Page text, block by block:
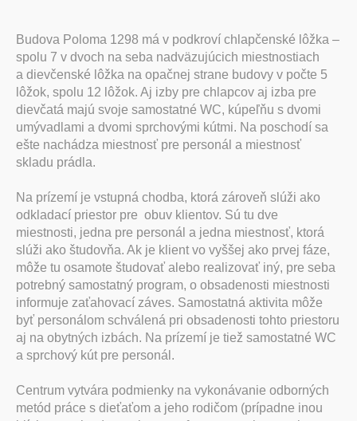
Budova Poloma 1298 má v podkroví chlapčenské lôžka –
spolu 7 v dvoch na seba nadväzujúcich miestnostiach
a dievčenské lôžka na opačnej strane budovy v počte 5
lôžok, spolu 12 lôžok. Aj izby pre chlapcov aj izba pre
dievčatá majú svoje samostatné WC, kúpeľňu s dvomi
umývadlami a dvomi sprchovými kútmi. Na poschodí sa
ešte nachádza miestnosť pre personál a miestnosť
skladu prádla.
Na prízemí je vstupná chodba, ktorá zároveň slúži ako
odkladací priestor pre obuv klientov. Sú tu dve
miestnosti, jedna pre personál a jedna miestnosť, ktorá
slúži ako študovňa. Ak je klient vo vyššej ako prvej fáze,
môže tu osamote študovať alebo realizovať iný, pre seba
potrebný samostatný program, o obsadenosti miestnosti
informuje zaťahovací záves. Samostatná aktivita môže
byť personálom schválená pri obsadenosti tohto priestoru
aj na obytných izbách. Na prízemí je tiež samostatné WC
a sprchový kút pre personál.
Centrum vytvára podmienky na vykonávanie odborných
metód práce s dieťaťom a jeho rodičom (prípadne inou